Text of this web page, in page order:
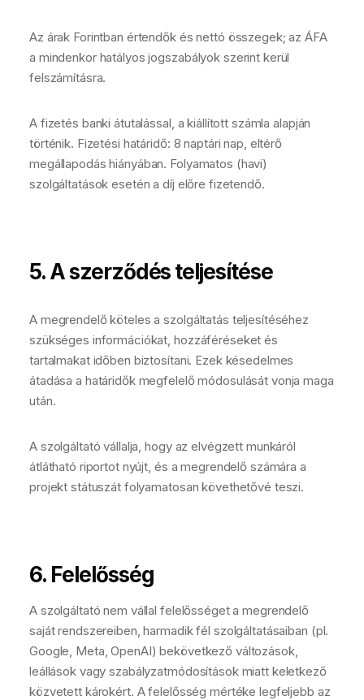
Az árak Forintban értendők és nettó összegek; az ÁFA
a mindenkor hatályos jogszabályok szerint kerül
felszámításra.
A fizetés banki átutalással, a kiállított számla alapján
történik. Fizetési határidő: 8 naptári nap, eltérő
megállapodás hiányában. Folyamatos (havi)
szolgáltatások esetén a díj előre fizetendő.
5. A szerződés teljesítése
A megrendelő köteles a szolgáltatás teljesítéséhez
szükséges információkat, hozzáféréseket és
tartalmakat időben biztosítani. Ezek késedelmes
átadása a határidők megfelelő módosulását vonja maga
után.
A szolgáltató vállalja, hogy az elvégzett munkáról
átlátható riportot nyújt, és a megrendelő számára a
projekt státuszát folyamatosan követhetővé teszi.
6. Felelősség
A szolgáltató nem vállal felelősséget a megrendelő
saját rendszereiben, harmadik fél szolgáltatásaiban (pl.
Google, Meta, OpenAI) bekövetkező változások,
leállások vagy szabályzatmódosítások miatt keletkező
közvetett károkért. A felelősség mértéke legfeljebb az